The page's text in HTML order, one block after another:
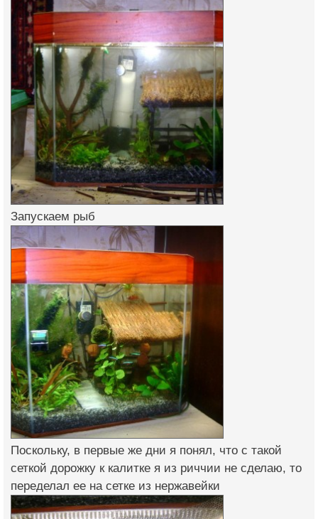
Запускаем рыб
Поскольку, в первые же дни я понял, что с такой
сеткой дорожку к калитке я из риччии не сделаю, то
переделал ее на сетке из нержавейки